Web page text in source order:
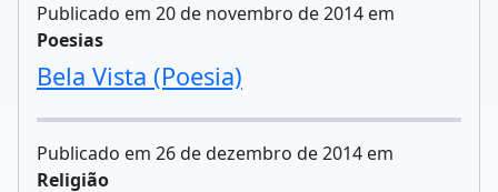
Publicado em 20 de novembro de 2014 em
Poesias
Bela Vista (Poesia)
Publicado em 26 de dezembro de 2014 em
Religião